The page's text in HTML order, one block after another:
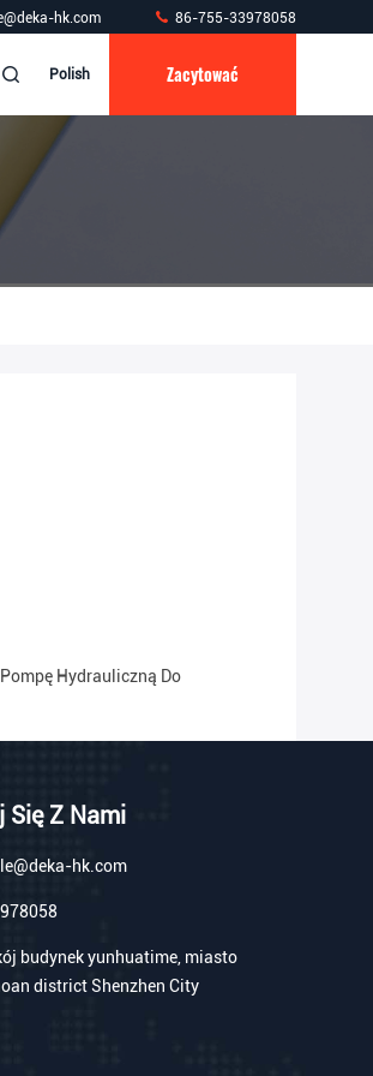
hk.com 86-755-33978058
Polish Zacytować
Hydrauliczną Do
Się Z Nami
hk.com
budynek yunhuatime, miasto
district Shenzhen City